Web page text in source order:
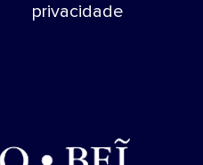
privacidade